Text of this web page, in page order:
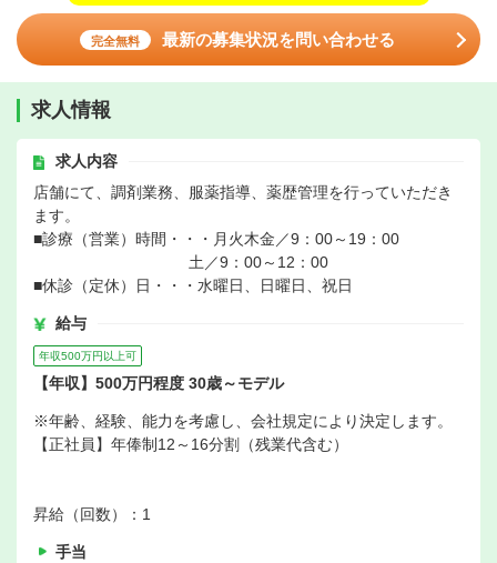
完全無料 最新の募集状況を問い合わせる
求人情報
求人内容
店舗にて、調剤業務、服薬指導、薬歴管理を行っていただき
ます。
■診療（営業）時間・・・月火木金／9：00～19：00
土／9：00～12：00
■休診（定休）日・・・水曜日、日曜日、祝日
給与
年収500万円以上可
【年収】500万円程度 30歳～モデル
※年齢、経験、能力を考慮し、会社規定により決定します。
【正社員】年俸制12～16分割（残業代含む）
昇給（回数）：1
手当